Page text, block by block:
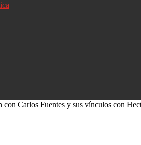
con Carlos Fuentes y sus vínculos con